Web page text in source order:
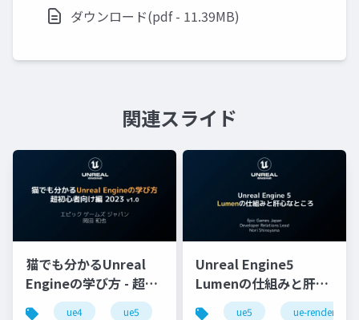
ダウンロード(pdf - 11.39MB)
関連スライド
猫でも分かるUnreal
Engineの学び方 - 超初
心者向け編 - 2023 v1.0
ue4 ue5 ue-beginner
Unreal Engine5
Lumenの仕組みと肝心
なところ
ue5 ue-rendering